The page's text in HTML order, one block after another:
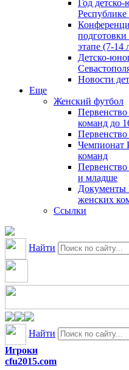
Год
этапе (7-14
Детско-
Новости
Еще
Женский футбол
команд до
Чемпионат
команд
и младше
Документы
женских
Ссылки
Найти
Найти
Игроки
cfu2015.com